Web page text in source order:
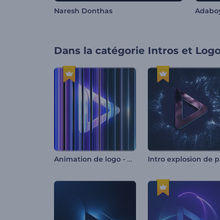
Naresh Donthas
Dans la catégorie Intros et
Animation de logo - Verre irisé